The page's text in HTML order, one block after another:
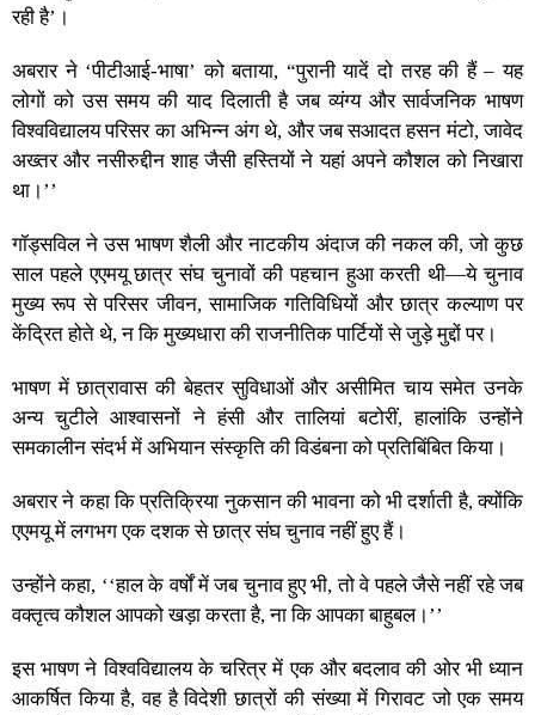
रही है’।
अबरार ने ‘पीटीआई-भाषा’ को बताया, “पुरानी यादें दो तरह की हैं – यह
लोगों को उस समय की याद दिलाती है जब व्यंग्य और सार्वजनिक भाषण
विश्वविद्यालय परिसर का अभिन्न अंग थे, और जब सआदत हसन मंटो, जावेद
अख्तर और नसीरुद्दीन शाह जैसी हस्तियों ने यहां अपने कौशल को निखारा
था।’’
गॉड्सविल ने उस भाषण शैली और नाटकीय अंदाज की नकल की, जो कुछ
साल पहले एएमयू छात्र संघ चुनावों की पहचान हुआ करती थी—ये चुनाव
मुख्य रूप से परिसर जीवन, सामाजिक गतिविधियों और छात्र कल्याण पर
केंद्रित होते थे, न कि मुख्यधारा की राजनीतिक पार्टियों से जुड़े मुद्दों पर।
भाषण में छात्रावास की बेहतर सुविधाओं और असीमित चाय समेत उनके
अन्य चुटीले आश्वासनों ने हंसी और तालियां बटोरीं, हालांकि उन्होंने
समकालीन संदर्भ में अभियान संस्कृति की विडंबना को प्रतिबिंबित किया।
अबरार ने कहा कि प्रतिक्रिया नुकसान की भावना को भी दर्शाती है, क्योंकि
एएमयू में लगभग एक दशक से छात्र संघ चुनाव नहीं हुए हैं।
उन्होंने कहा, ‘‘हाल के वर्षों में जब चुनाव हुए भी, तो वे पहले जैसे नहीं रहे जब
वक्तृत्व कौशल आपको खड़ा करता है, ना कि आपका बाहुबल।’’
इस भाषण ने विश्वविद्यालय के चरित्र में एक और बदलाव की ओर भी ध्यान
आकर्षित किया है, वह है विदेशी छात्रों की संख्या में गिरावट जो एक समय